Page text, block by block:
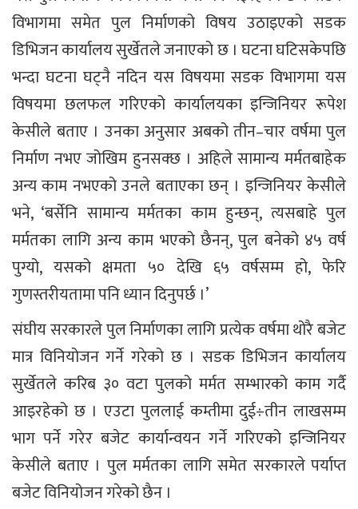
विभागमा समेत पुल निर्माणको विषय उठाइएको सडक
डिभिजन कार्यालय सुर्खेतले जनाएको छ । घटना घटिसकेपछि
भन्दा घटना घट्नै नदिन यस विषयमा सडक विभागमा यस
विषयमा छलफल गरिएको कार्यालयका इन्जिनियर रूपेश
केसीले बताए । उनका अनुसार अबको तीन–चार वर्षमा पुल
निर्माण नभए जोखिम हुनसक्छ । अहिले सामान्य मर्मतबाहेक
अन्य काम नभएको उनले बताएका छन् । इन्जिनियर केसीले
भने, ‘बर्सेनि सामान्य मर्मतका काम हुन्छन्, त्यसबाहे पुल
मर्मतका लागि अन्य काम भएको छैनन्, पुल बनेको ४५ वर्ष
पुग्यो, यसको क्षमता ५० देखि ६५ वर्षसम्म हो, फेरि
गुणस्तरीयतामा पनि ध्यान दिनुपर्छ ।’
संघीय सरकारले पुल निर्माणका लागि प्रत्येक वर्षमा थोरै बजेट
मात्र विनियोजन गर्ने गरेको छ । सडक डिभिजन कार्यालय
सुर्खेतले करिब ३० वटा पुलको मर्मत सम्भारको काम गर्दै
आइरहेको छ । एउटा पुललाई कम्तीमा दुई÷तीन लाखसम्म
भाग पर्ने गरेर बजेट कार्यान्वयन गर्ने गरिएको इन्जिनियर
केसीले बताए । पुल मर्मतका लागि समेत सरकारले पर्याप्त
बजेट विनियोजन गरेको छैन ।